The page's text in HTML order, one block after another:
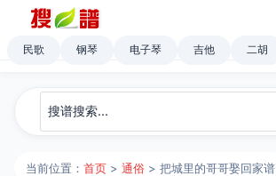
民歌 钢琴 电子琴 吉他 二胡
当前位置：首页 >通俗 > 把城里的哥哥娶回家谱